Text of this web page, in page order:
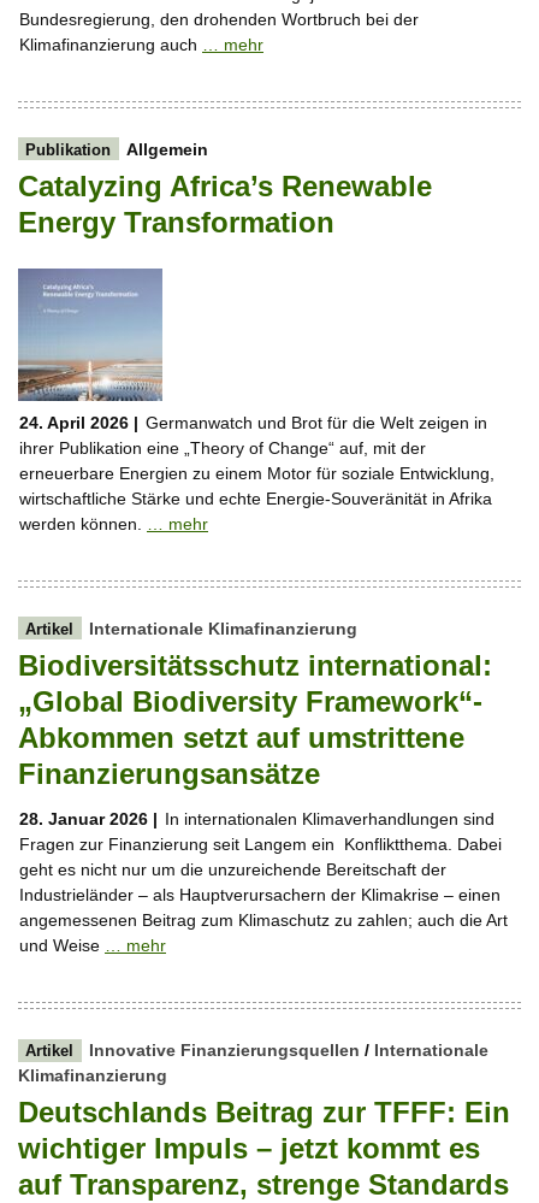
Bundesregierung, den drohenden Wortbruch bei der
Klimafinanzierung auch
… mehr
Publikation Allgemein
Catalyzing Africa’s Renewable
Energy Transformation
24. April 2026 | Germanwatch und Brot für die Welt zeigen in
ihrer Publikation eine „Theory of Change“ auf, mit der
erneuerbare Energien zu einem Motor für soziale Entwicklung,
wirtschaftliche Stärke und echte Energie-Souveränität in Afrika
werden können.
… mehr
Artikel Internationale Klimafinanzierung
Biodiversitätsschutz international:
„Global Biodiversity Framework“-
Abkommen setzt auf umstrittene
Finanzierungsansätze
28. Januar 2026 | In internationalen Klimaverhandlungen sind
Fragen zur Finanzierung seit Langem ein Konfliktthema. Dabei
geht es nicht nur um die unzureichende Bereitschaft der
Industrieländer – als Hauptverursachern der Klimakrise – einen
angemessenen Beitrag zum Klimaschutz zu zahlen; auch die Art
und Weise … mehr
Artikel Innovative Finanzierungsquellen / Internationale
Klimafinanzierung
Deutschlands Beitrag zur TFFF: Ein
wichtiger Impuls – jetzt kommt es
auf Transparenz, strenge Standards